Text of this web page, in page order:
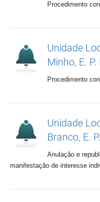
Procedimento
Unidade
Minho, E. P.
Procedimento
Unidade
Branco, E.
Anulação e
manifestação de interesse